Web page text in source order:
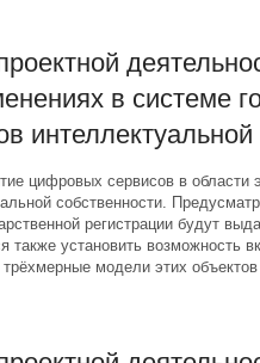
в системе
цифровых сервисов в области
собственности.
регистрации будут
также установить возможность
трёхмерные модели этих